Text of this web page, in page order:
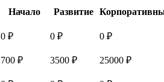
Начало Развитие
0 ₽ 0 ₽
0 ₽
700 ₽ 3500 ₽
25000 ₽